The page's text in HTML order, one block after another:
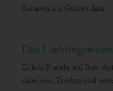
Bananen und Gurken dazu.
Das
Er liebt Nudeln und Reis.
dabei sein. Trauben sind